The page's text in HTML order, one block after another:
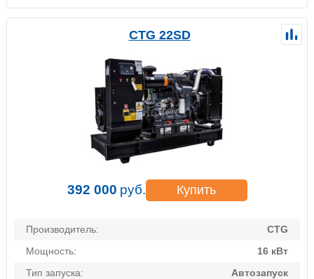
CTG 22SD
392 000 руб. Купить
Производитель:
CTG
Мощность:
16 кВт
Тип запуска:
Автозапуск